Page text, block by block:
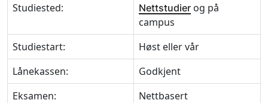
Studiested: Nettstudier og på
campus
Studiestart:
Høst eller vår
Lånekassen:
Godkjent
Eksamen:
Nettbasert